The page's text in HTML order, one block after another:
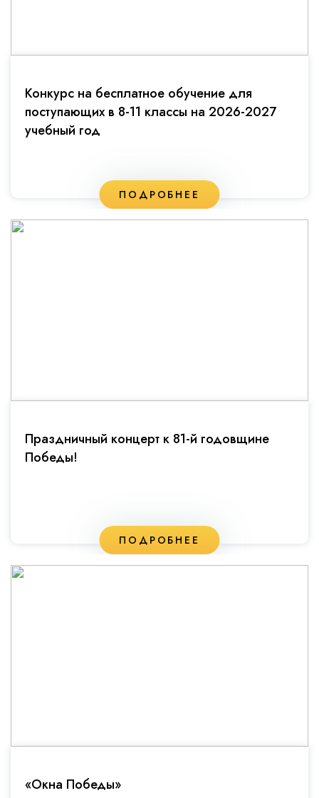
Конкурс на бесплатное обучение для
поступающих в 8-11 классы на 2026-2027
учебный год
ПОДРОБНЕЕ
Праздничный концерт к 81-й годовщине
Победы!
ПОДРОБНЕЕ
«Окна Победы»